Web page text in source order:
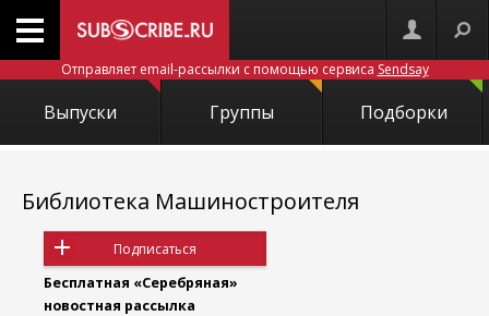
Отправляет email-рассылки с помощью сервиса Sendsay
Выпуски Группы Подборки
Библиотека Машиностроителя
Подписаться
Бесплатная «Серебряная»
новостная рассылка